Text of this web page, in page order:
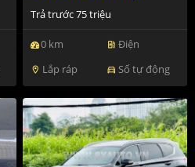
Trả trước 75 triệu
0 km ev_station Điện
location_on Lắp ráp directions_car Số tự động